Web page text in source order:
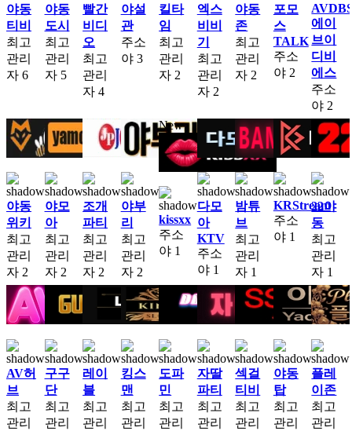
야동
티비
최고
관리
자 6
야동
도시
최고
관리
자 5
빨간
비디
오
최고
관리
자 4
야설
관
주소
야 3
킬타
임
최고
관리
자 2
엑스
비비
기
최고
관리
자 2
야동
존
최고
관리
자 2
포모
스
TALK
주소
야 2
에이
브이
디비
에스
주소
야 2
야동
위키
최고
관리
자 2
야모
아
최고
관리
자 2
조개
파티
최고
관리
자 2
야부
리
최고
관리
자 2
New
kissxx
주소
야 1
다모
아
KTV
주소
야 1
밤튜
브
최고
관리
자 1
KRStream
주소
야 1
22야
동
최고
관리
자 1
AV허
브
최고
관리
구구
단
최고
관리
레이
블
최고
관리
킹스
맨
최고
관리
도파
민
최고
관리
자딸
파티
최고
관리
섹걸
티비
최고
관리
야동
탑
최고
관리
플레
이존
최고
관리